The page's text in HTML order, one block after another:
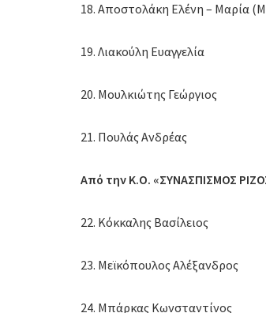
18. Αποστολάκη Ελένη – Μαρία
19. Λιακούλη Ευαγγελία
20. Μουλκιώτης Γεώργιος
21. Πουλάς Ανδρέας
Από την Κ.Ο. «ΣΥΝΑΣΠΙΣΜΟΣ
22. Κόκκαλης Βασίλειος
23. Μεϊκόπουλος Αλέξανδρος
24. Μπάρκας Κωνσταντίνος